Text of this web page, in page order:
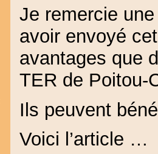
Je remercie
avoir envoyé
avantages que
TER de Poitou-
Ils peuvent
Voici l’article …